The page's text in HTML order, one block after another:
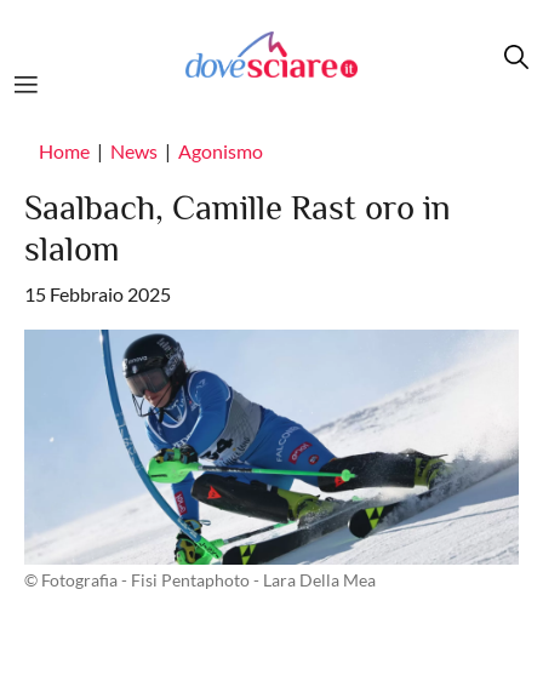
Home News Agonismo
Saalbach, Camille Rast oro in
slalom
15 Febbraio 2025
© Fotografia - Fisi Pentaphoto - Lara Della Mea